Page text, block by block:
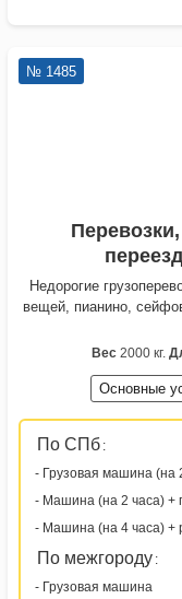
№ 1485
Недорогие
вещей, пианино,
Вес 2000 кг.
Основные
По СПб :
- Грузовая машина (на
- Машина (на 2 часа) +
- Машина (на 4 часа) +
По межгороду :
- Грузовая машина